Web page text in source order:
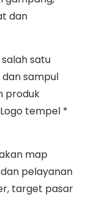
dan
satu
sampul
produk
tempel *
map
pelayanan
target pasar